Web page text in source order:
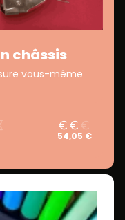
châssis
vous-même
54,05 €